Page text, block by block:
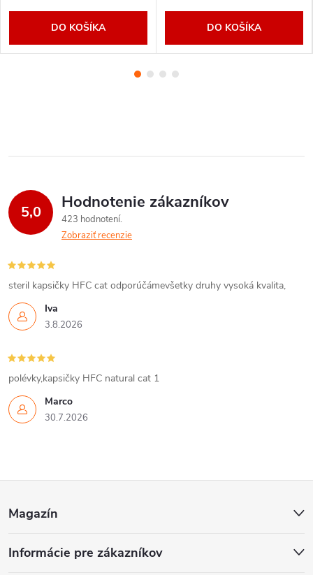
DO KOŠÍKA DO KOŠÍKA
5,0 Hodnotenie zákazníkov
423 hodnotení
Zobraziť recenzie
Iva
3.8.2026
steril kapsičky HFC cat odporúčámevšetky druhy vysoká kvalita,
Marco
30.7.2026
polévky,kapsičky HFC natural cat 1
p
Magazín
Informácie pre zákazníkov